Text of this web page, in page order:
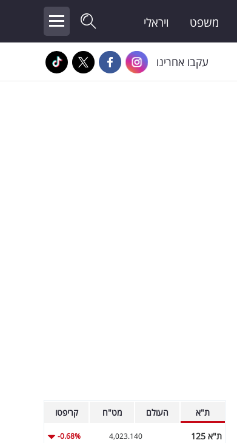
משפט ויראלי
עקבו אחרינו
ת"א העולם מט"ח קריפטו
ת"א 125 4,023.140
-0.68%